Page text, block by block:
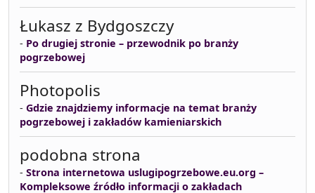
Łukasz z Bydgoszczy
- Po drugiej stronie – przewodnik po branży
pogrzebowej
Photopolis
- Gdzie znajdziemy informacje na temat branży
pogrzebowej i zakładów kamieniarskich
podobna strona
- Strona internetowa uslugipogrzebowe.eu.org –
Kompleksowe źródło informacji o zakładach